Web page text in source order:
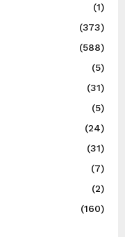
(1)
(373)
(588)
(5)
(31)
(5)
(24)
(31)
(7)
(2)
(160)